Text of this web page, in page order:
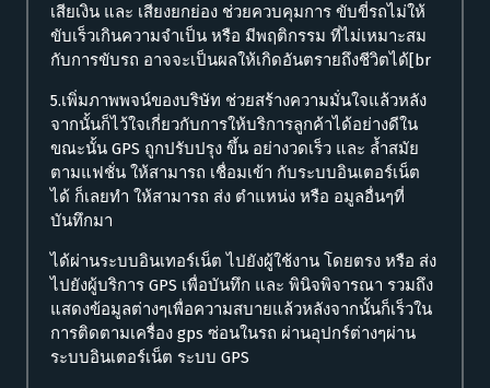
เสียเงิน และ เสียงยกย่อง ช่วยควบคุมการ ขับขี่รถไม่ให้
ขับเร็วเกินความจำเป็น หรือ มีพฤติกรรม ที่ไม่เหมาะสม
กับการขับรถ อาจจะเป็นผลให้เกิดอันตรายถึงชีวิตได้[br
5.เพิ่มภาพพจน์ของบริษัท ช่วยสร้างความมั่นใจแล้วหลัง
จากนั้นก็ไว้ใจเกี่ยวกับการให้บริการลูกค้าได้อย่างดีใน
ขณะนั้น GPS ถูกปรับปรุง ขึ้น อย่างวดเร็ว และ ล้ำสมัย
ตามแฟชั่น ให้สามารถ เชื่อมเข้า กับระบบอินเตอร์เน็ต
ได้ ก็เลยทำ ให้สามารถ ส่ง ตำแหน่ง หรือ อมูลอื่นๆที่
บันทึกมา
ได้ผ่านระบบอินเทอร์เน็ต ไปยังผู้ใช้งาน โดยตรง หรือ ส่ง
ไปยังผู้บริการ GPS เพื่อบันทึก และ พินิจพิจารณา รวมถึง
แสดงข้อมูลต่างๆเพื่อความสบายแล้วหลังจากนั้นก็เร็วใน
การติดตามเครื่อง gps ซ่อนในรถ ผ่านอุปกร์ต่างๆผ่าน
ระบบอินเตอร์เน็ต ระบบ GPS